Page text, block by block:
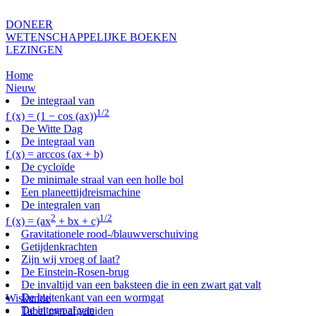
DONEER
WETENSCHAPPELIJKE BOEKEN
LEZINGEN
Home
Nieuw
De integraal van
f (x) = (1 − cos (ax))1/2
De Witte Dag
De integraal van
f (x) = arccos (ax + b)
De cycloïde
De minimale straal van een holle bol
Een planeettijdreismachine
De integralen van
f (x) = (ax2 + bx + c)1/2
Gravitationele rood-/blauwverschuiving
Getijdenkrachten
Zijn wij vroeg of laat?
De Einstein-Rosen-brug
De invaltijd van een baksteen die in een zwart gat valt
De buitenkant van een wormgat
De integraal van
Wiskunde
Tabel met afgeleiden